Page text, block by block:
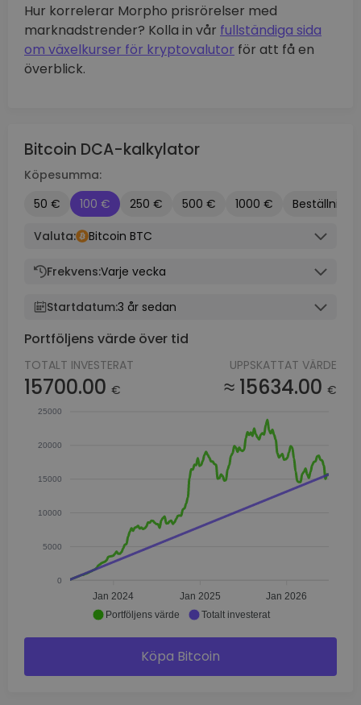
Hur korrelerar Morpho prisrörelser med
marknadstrender? Kolla in vår fullständiga sida
om växelkurser för kryptovalutor för att få en
överblick.
Bitcoin DCA-kalkylator
Köpesumma:
50 €
100 € 250 € 500 € 1000 €
Beställnings
Valuta:
Bitcoin BTC
Frekvens:Varje vecka
Startdatum:3 år sedan
Portföljens värde över tid
TOTALT INVESTERAT
15700.00 €
UPPSKATTAT VÄRDE
≈ 15634.00 €
25000
20000
15000
10000
5000
0
Jan 2024 Jan 2025 Jan 2026
Portföljens värde Totalt investerat
Köpa Bitcoin